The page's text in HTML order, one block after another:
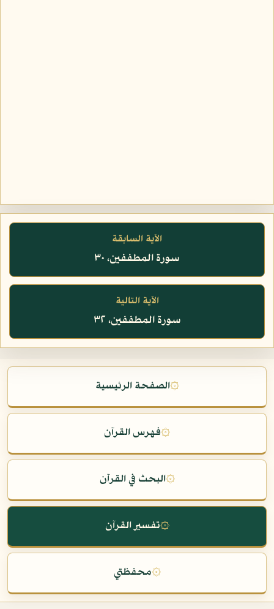
الآية السابقة
سورة المطففين، ٣٠
الآية التالية
سورة المطففين، ٣٢
۞الصفحة الرئيسية
۞فهرس القرآن
۞البحث في القرآن
۞تفسير القرآن
۞محفظتي